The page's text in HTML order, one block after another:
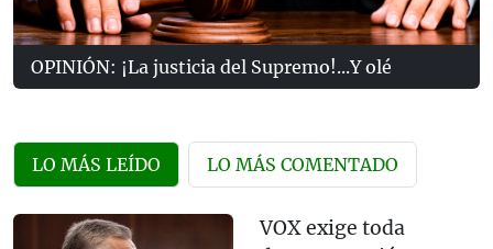
OPINIÓN: ¡La justicia del Supremo!...Y olé
LO MÁS LEÍDO LO MÁS COMENTADO
VOX exige toda